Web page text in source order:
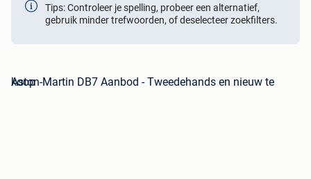
Tips: Controleer je spelling, probeer een alternatief,
gebruik minder trefwoorden, of deselecteer zoekfilters.
Aston-Martin DB7 Aanbod - Tweedehands en nieuw te koop